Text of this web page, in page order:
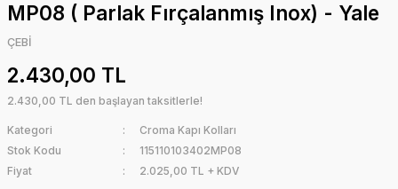
MP08 ( Parlak Fırçalanmış Inox) - Yale
ÇEBİ
2.430,00 TL
2.430,00 TL den başlayan taksitlerle!
Kategori
Croma Kapı Kolları
Stok Kodu
115110103402MP08
Fiyat
2.025,00 TL + KDV